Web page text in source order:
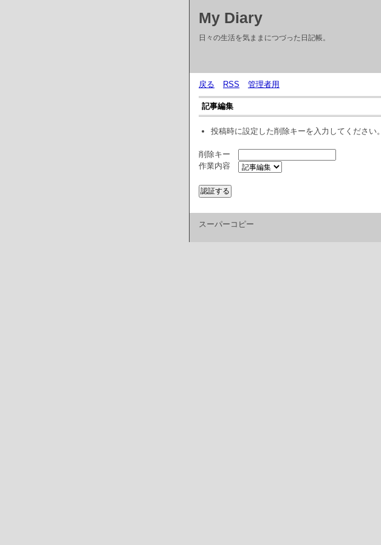
My Diary
日々の生活を気ままにつづった日記帳。
戻る RSS 管理者用
記事編集
投稿時に設定した削除キーを入力してください。
削除キー
作業内容
スーパーコピー